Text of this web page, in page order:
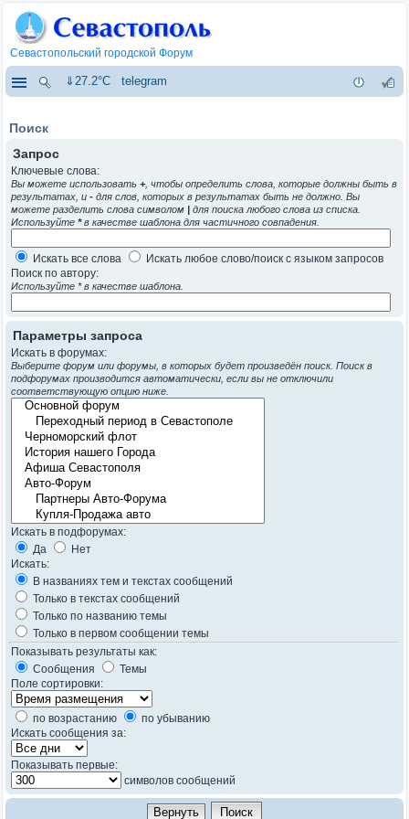
Севастопольский городской Форум
⇓27.2°C telegram
Поиск
Запрос
Ключевые слова:
Вы можете использовать +, чтобы определить слова, которые должны быть в
результатах, и - для слов, которых в результатах быть не должно. Вы
можете разделить слова символом | для поиска любого слова из списка.
Используйте *в качестве шаблона для частичного совпадения.
Искать все слова
Искать любое слово/поиск с языком запросов
Поиск по автору:
Используйте * в качестве шаблона.
Параметры запроса
Искать в форумах:
Выберите форум или форумы, в которых будет произведён поиск. Поиск в
подфорумах производится автоматически, если вы не отключили
соответствующую опцию ниже.
Искать в подфорумах:
Да
Нет
Искать:
В названиях тем и текстах сообщений
Только в текстах сообщений
Только по названию темы
Только в первом сообщении темы
Показывать результаты как:
Сообщения
Темы
Поле сортировки:
по возрастанию
по убыванию
Искать сообщения за:
Показывать первые:
символов сообщений